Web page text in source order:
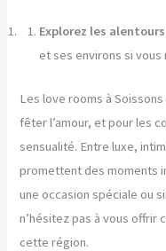
Explorez les alentours
et ses environs si vous
Les love rooms à
fêter l’amour, et pour les
sensualité. Entre luxe,
promettent des moments
une occasion spéciale ou
n’hésitez pas à vous
cette région.